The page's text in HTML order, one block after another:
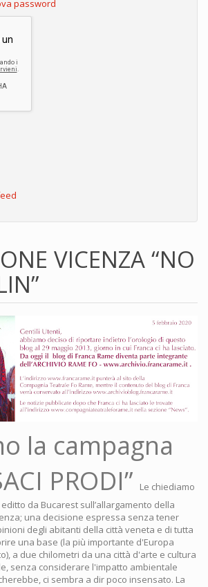
password
VICENZA “NO
la campagna
PRODI”
Le chiediamo
da Bucarest sull’allargamento della
una decisione espressa senza tener
degli abitanti della città veneta e di tutta
una base (la più importante d'Europa
a due chilometri da una città d'arte e cultura
senza considerare l'impatto ambientale
ci sembra a dir poco insensato. La